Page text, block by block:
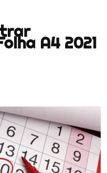
A4 2021